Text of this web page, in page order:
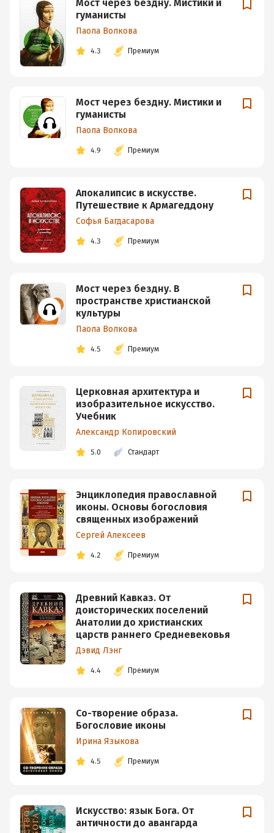
Мост через бездну. Мистики и
гуманисты
Паола Волкова
4.3 Премиум
Мост через бездну. Мистики и
гуманисты
Паола Волкова
4.9 Премиум
Апокалипсис в искусстве.
Путешествие к Армагеддону
Софья Багдасарова
4.3 Премиум
Мост через бездну. В
пространстве христианской
культуры
Паола Волкова
4.5 Премиум
Церковная архитектура и
изобразительное искусство.
Учебник
Александр Копировский
5.0 Стандарт
Энциклопедия православной
иконы. Основы богословия
священных изображений
Сергей Алексеев
4.2 Премиум
Древний Кавказ. От
доисторических поселений
Анатолии до христианских
царств раннего Средневековья
Дэвид Лэнг
4.4 Премиум
Со-творение образа.
Богословие иконы
Ирина Языкова
4.5 Премиум
Искусство: язык Бога. От
античности до авангарда